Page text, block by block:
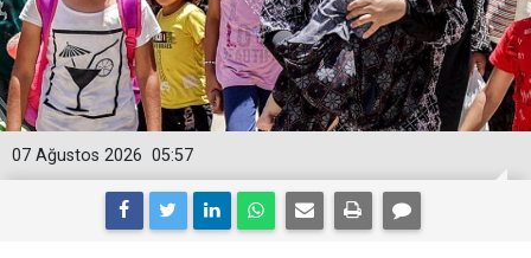
05:57
07 Ağustos 2026